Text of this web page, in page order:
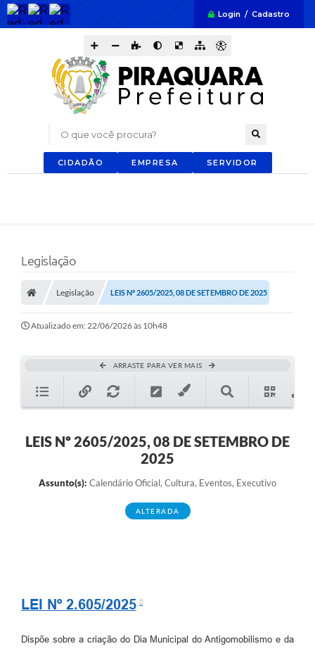
Login / Cadastro
O que você procura?
CIDADÃO EMPRESA SERVIDOR
Legislação
Legislação LEIS Nº 2605/2025, 08 DE SETEMBRO DE 2025
Atualizado em: 22/06/2026 às 10h48
ARRASTE PARA VER MAIS
LEIS Nº 2605/2025, 08 DE SETEMBRO DE
2025
Assunto(s): Calendário Oficial, Cultura, Eventos, Executivo
ALTERADA
LEI Nº 2.605/2025
Dispõe sobre a criação do Dia Municipal do Antigomobilismo e da